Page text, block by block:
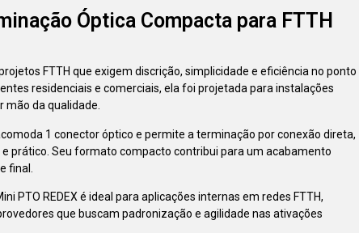
Óptica Compacta para FTTH
FTTH que exigem discrição, simplicidade e eficiência no ponto
residenciais e comerciais, ela foi projetada para instalações
mão da qualidade.
1 conector óptico e permite a terminação por conexão direta,
prático. Seu formato compacto contribui para um acabamento
final.
PTO REDEX é ideal para aplicações internas em redes FTTH,
que buscam padronização e agilidade nas ativações